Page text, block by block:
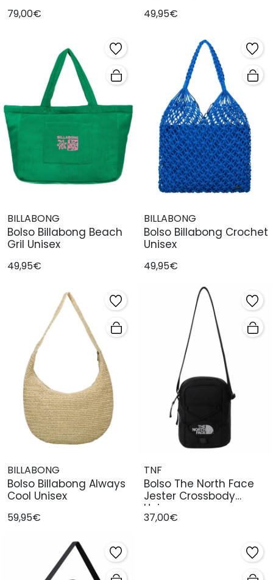
79,00€ 49,95€
BILLABONG
Bolso Billabong Beach
Gril Unisex
49,95€
BILLABONG
Bolso Billabong Crochet
Unisex
49,95€
BILLABONG
Bolso Billabong Always
Cool Unisex
59,95€
TNF
Bolso The North Face
Jester Crossbody
Unisex
37,00€